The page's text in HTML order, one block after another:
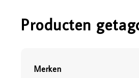
Producten
Merken